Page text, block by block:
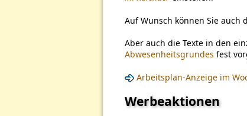
Auf Wunsch können Sie auch
Aber auch die Texte in den
Abwesenheitsgrundes fest
Arbeitsplan-Anzeige im
Werbeaktionen